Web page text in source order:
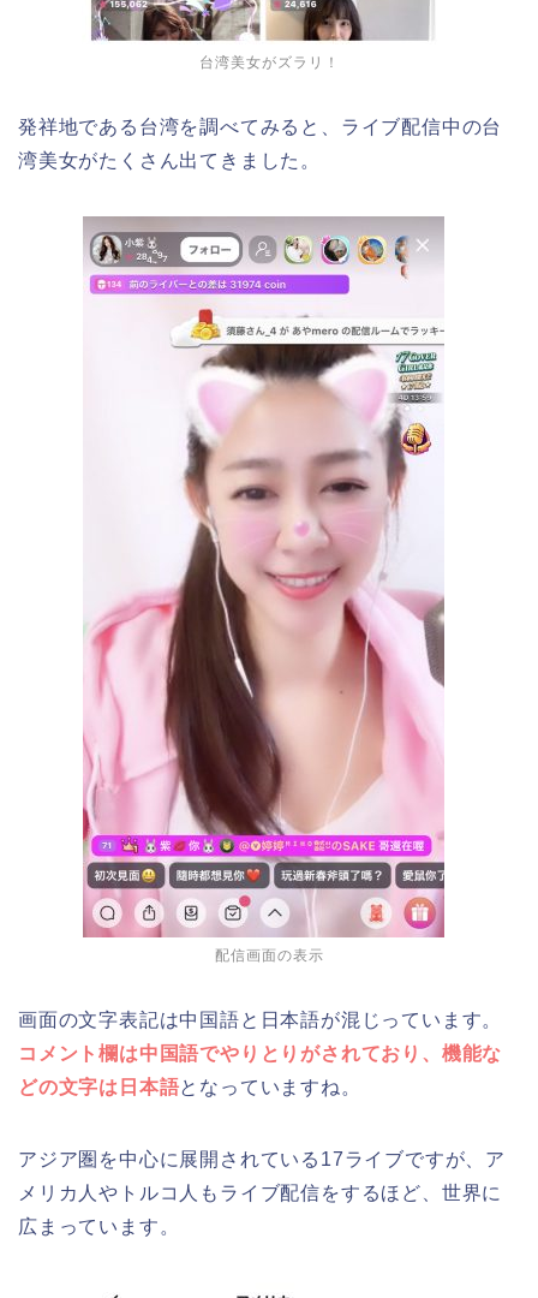
台湾美女がズラリ！
発祥地である台湾を調べてみると、ライブ配信中の台
湾美女がたくさん出てきました。
配信画面の表示
画面の文字表記は中国語と日本語が混じっています。
コメント欄は中国語でやりとりがされており、機能な
どの文字は日本語となっていますね。
アジア圏を中心に展開されている17ライブですが、ア
メリカ人やトルコ人もライブ配信をするほど、世界に
広まっています。